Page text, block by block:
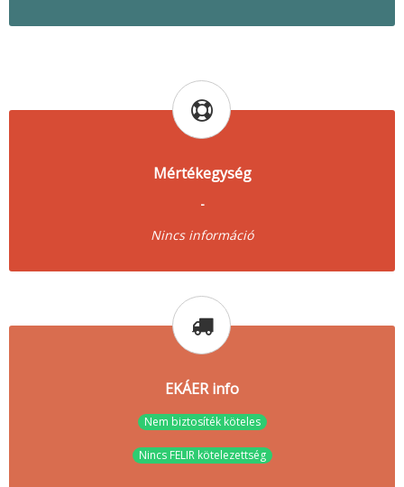
Mértékegység
-
Nincs információ
EKÁER info
Nem biztosíték köteles
Nincs FELIR kötelezettség